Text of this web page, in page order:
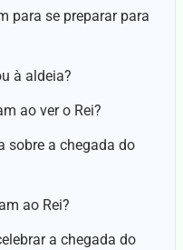
para se preparar para
à aldeia?
ao ver o Rei?
sobre a chegada do
ao Rei?
a chegada do